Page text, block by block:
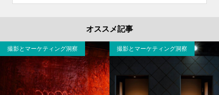
オススメ記事
撮影とマーケティング洞察 撮影とマーケティング洞察